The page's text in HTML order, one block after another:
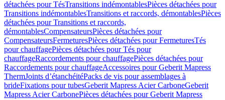
détachées pour TésTransitions indémontablesPièces détachées pour
Transitions indémontablesTransitions et raccords, démontablesPièces
détachées pour Transitions et raccords,
démontablesCompensateursPièces détachées pour
CompensateursFermeturesPièces détachées pour FermeturesTés
pour chauffagePièces détachées pour Tés pour
chauffageRaccordements pour chauffagePièces détachées pour
Raccordements pour chauffageAccessoires pour Geberit Mapress
ThermJoints d’étanchéitéPacks de vis pour assemblages à
brideFixations pour tubesGeberit Mapress Acier CarboneGeberit
Mapress Acier CarbonePièces détachées pour Geberit Mapress